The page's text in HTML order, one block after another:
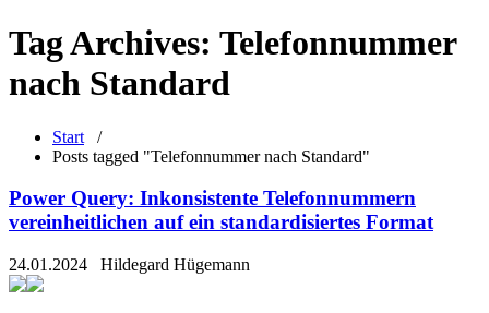
Tag Archives: Telefonnummer
nach Standard
Start /
Posts tagged "Telefonnummer nach Standard"
Power Query: Inkonsistente Telefonnummern
vereinheitlichen auf ein standardisiertes Format
24.01.2024 Hildegard Hügemann